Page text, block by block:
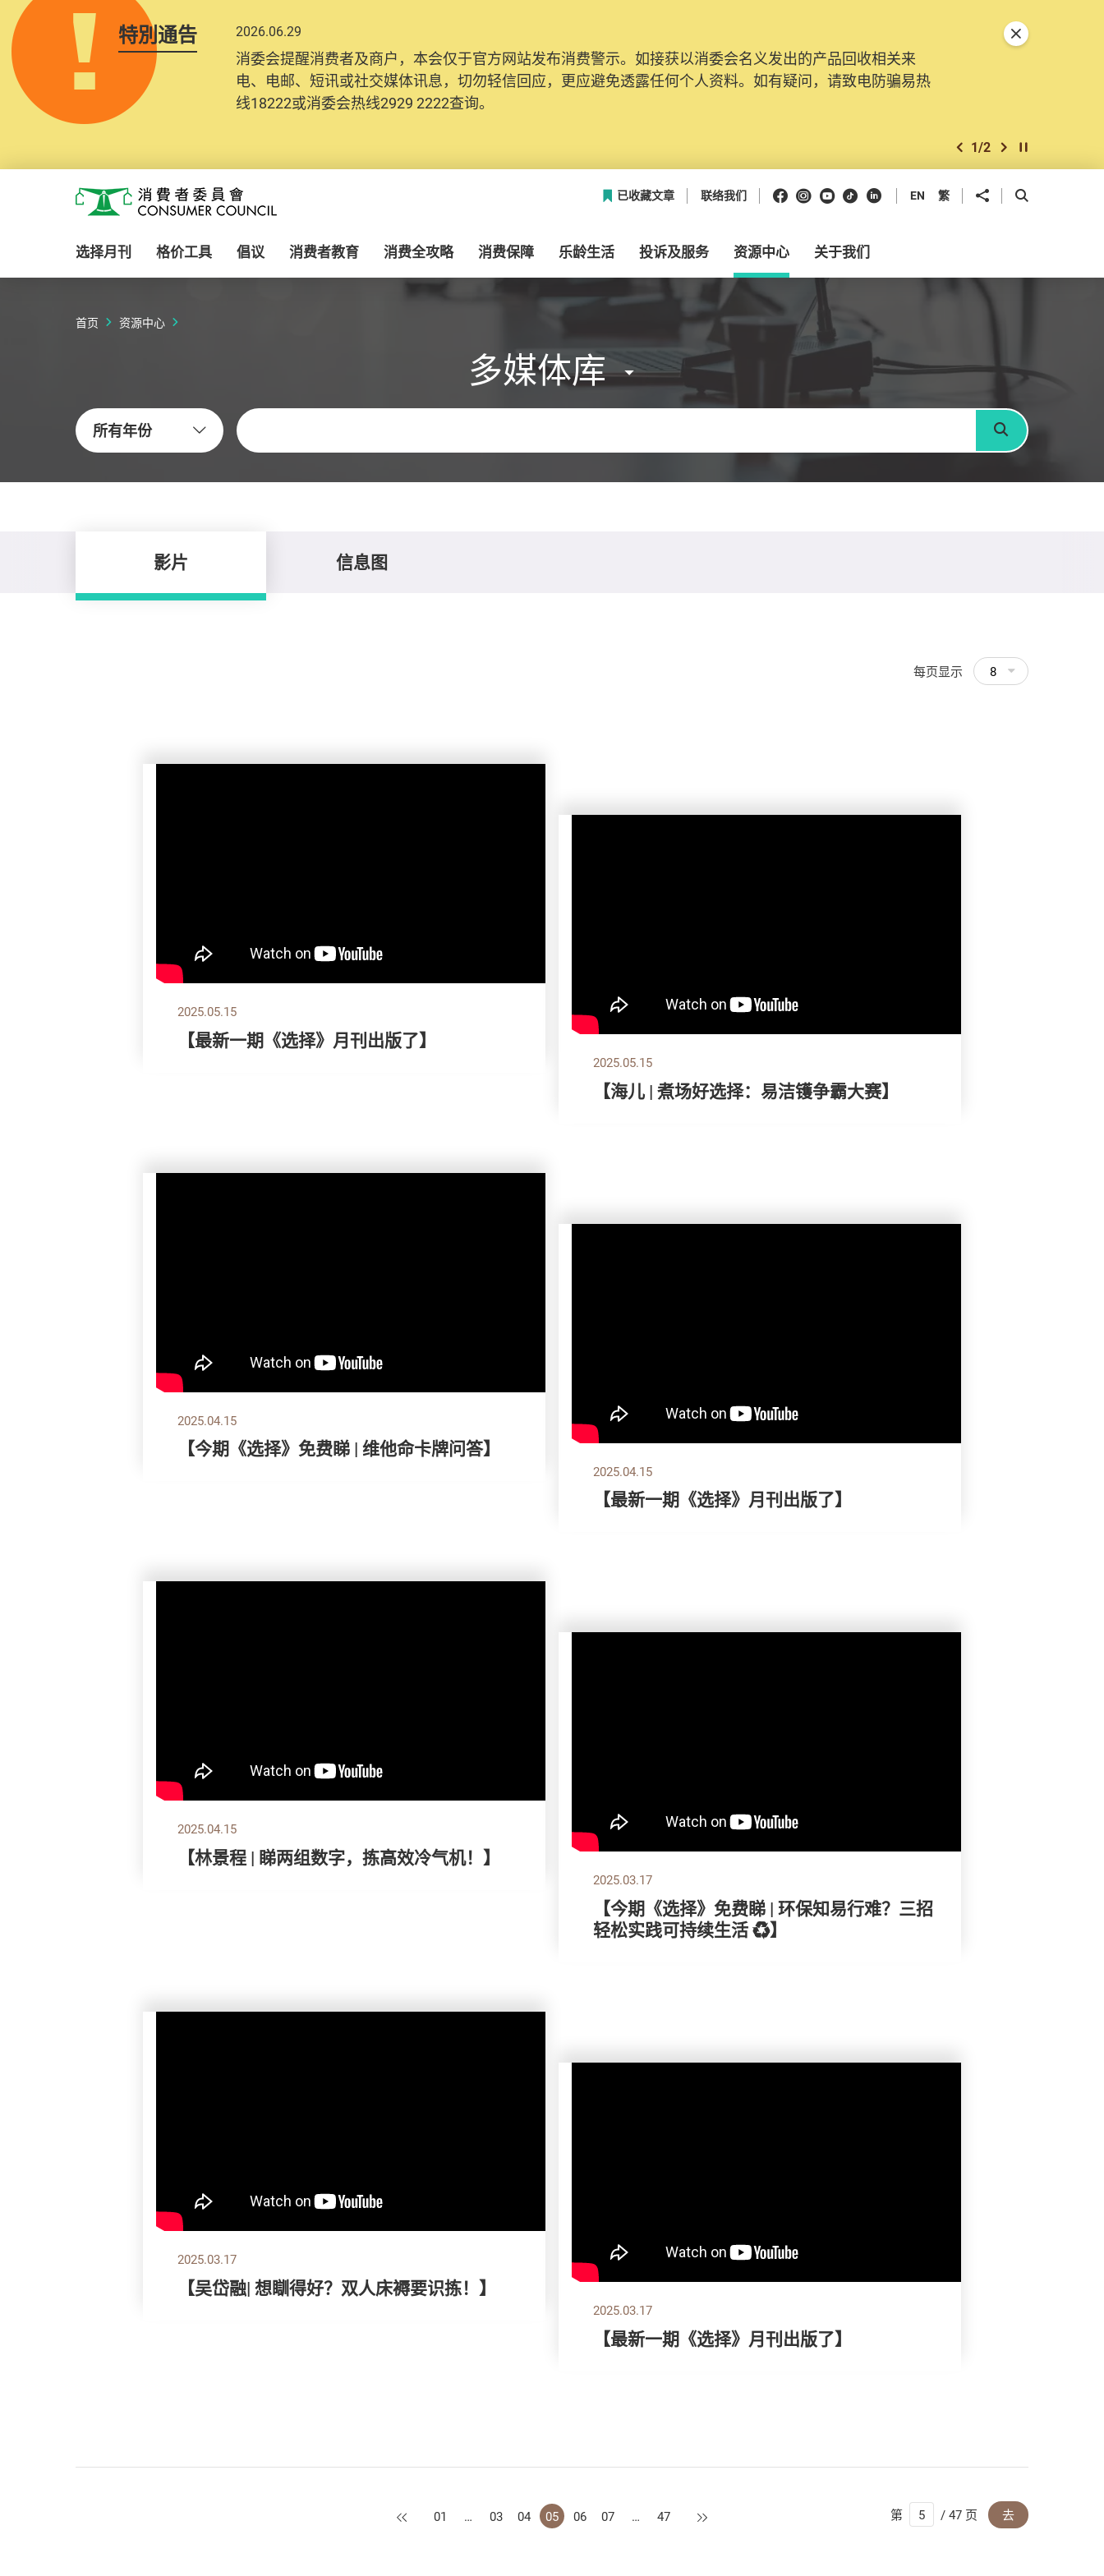
特別通告 2026.06.29
消委会提醒消费者及商户，本会仅于官方网站发布消费警示。如接获以消委会名义发出的产品回收相关来
电、电邮、短讯或社交媒体讯息，切勿轻信回应，更应避免透露任何个人资料。如有疑问，请致电防骗易热
线18222或消委会热线2929 2222查询。
2025.10.31
为提升使用者体验及网络安全，本会的投诉处理系统已经进行升级及推出新功能。由2025年11月10日起，
消费者需要提供基本联络资料（包括姓名、电邮及电话）注册帐户，才可提交投诉、查询及建议。所有提交
纪录将清晰整合于帐户中，方便日后作出跟进。
上一个
2/2 下一个开始/暂停幻灯
关闭特別通告
消费者委员会
已收藏文章 联络我们 Facebook
Instagram
Youtube
抖音领英 EN 繁 分享到 开启搜寻框
选择月刊 格价工具 倡议 消费者教育 消费全攻略 消费保障 乐龄生活 投诉及服务 资源中心 关于我们
首页 资源中心
多媒体库
所有年份
关键字
搜寻
影片 信息图
每页显示 8
2025.05.15
【最新一期《选择》月刊出版了】
2025.05.15
【海儿 | 煮场好选择：易洁镬争霸大赛】
2025.04.15
【今期《选择》免费睇 | 维他命卡牌问答】
2025.04.15
【最新一期《选择》月刊出版了】
2025.04.15
【林景程 | 睇两组数字，拣高效冷气机！】
2025.03.17
【今期《选择》免费睇 | 环保知易行难？三招
轻松实践可持续生活 ♻️】
2025.03.17
【吴岱融| 想瞓得好？双人床褥要识拣！】
2025.03.17
【最新一期《选择》月刊出版了】
上一页
01 … 03 04 05 06 07 … 47 下一页 第 / 47 页 去